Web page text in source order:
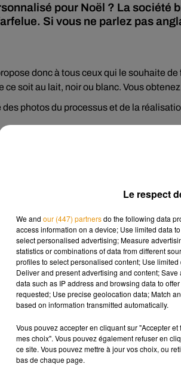
pour Noël ? La société
Si vous ne parlez pas
donc à tous ceux qui le souhaite
ce soit au lait, noir ou blanc. Vous
photos du processus et de la
Le respect
We and our (447) partnersdo the following data
access information on a device; Use limited data
select personalised advertising; Measure
statistics or combinations of data from different
profiles to select personalised content; Use
Deliver and present advertising and content;
data such as IP address and browsing data to
requested; Use precise geolocation data; Match
based on information transmitted automatically.
Vous pouvez accepter en cliquant sur "Accepter
mes choix". Vous pouvez également refuser en
ce site. Vous pouvez mettre à jour vos choix, ou
bas de chaque page.